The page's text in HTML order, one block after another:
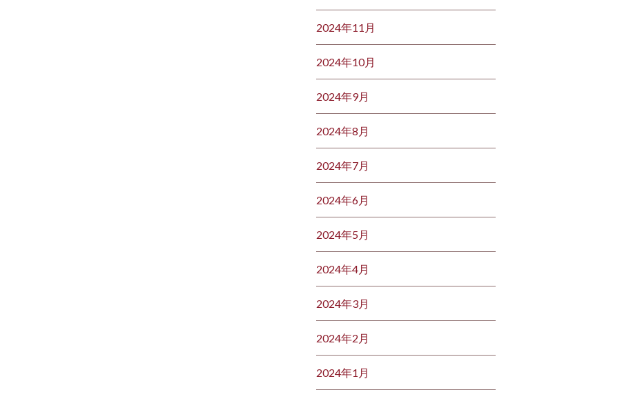
2024年11月
2024年10月
2024年9月
2024年8月
2024年7月
2024年6月
2024年5月
2024年4月
2024年3月
2024年2月
2024年1月